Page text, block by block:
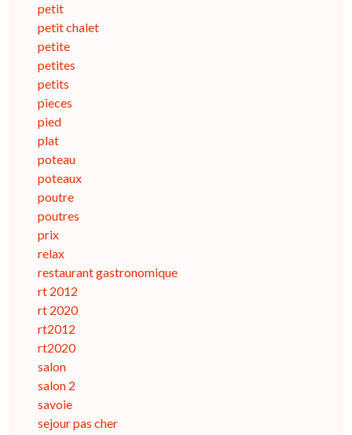
petit
petit chalet
petite
petites
petits
pieces
pied
plat
poteau
poteaux
poutre
poutres
prix
relax
restaurant gastronomique
rt 2012
rt 2020
rt2012
rt2020
salon
salon 2
savoie
sejour pas cher